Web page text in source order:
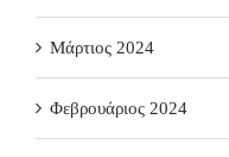
Μάρτιος 2024
Φεβρουάριος 2024